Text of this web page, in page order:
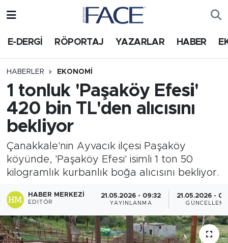
E-DERGİ RÖPORTAJ YAZARLAR HABER
HABERLER EKONOMI
1 tonluk 'Paşaköy Efesi'
420 bin TL'den alıcısını
bekliyor
Çanakkale'nin Ayvacık ilçesi Paşaköy
köyünde, 'Paşaköy Efesi' isimli 1 ton 50
kilogramlık kurbanlık boğa alıcısını bekliyor.
HABER MERKEZI
EDITÖR
21.05.2026 - 09:32
YAYINLANMA
21.05.2026 -
HABER
Nöbetçi Eczaneler
Trafik Durumu
Süper Lig Puan Durumu ve Fikstür
Tüm Manşetler
Son Dakika Haberleri
Haber Arşivi